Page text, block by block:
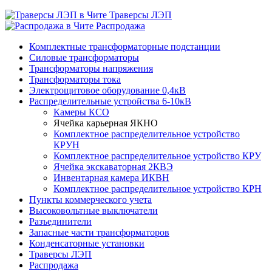
Траверсы ЛЭП
Распродажа
Комплектные трансформаторные подстанции
Силовые трансформаторы
Трансформаторы напряжения
Трансформаторы тока
Электрощитовое оборудование 0,4кВ
Распределительные устройства 6-10кВ
Камеры КСО
Ячейка карьерная ЯКНО
Комплектное распределительное устройство
КРУН
Комплектное распределительное устройство КРУ
Ячейка экскаваторная 2КВЭ
Инвентарная камера ИКВН
Комплектное распределительное устройство КРН
Пункты коммерческого учета
Высоковольтные выключатели
Разъединители
Запасные части трансформаторов
Конденсаторные установки
Траверсы ЛЭП
Распродажа